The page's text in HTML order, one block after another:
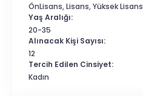
ÖnLisans, Lisans, Yüksek Lisans
Yaş Aralığı:
20-35
Alınacak Kişi Sayısı:
12
Tercih Edilen Cinsiyet:
Kadın